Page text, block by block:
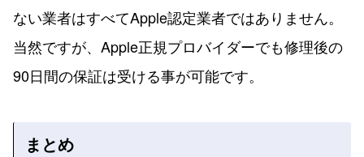
ない業者はすべてApple認定業者ではありません。
当然ですが、Apple正規プロバイダーでも修理後の
90日間の保証は受ける事が可能です。
まとめ